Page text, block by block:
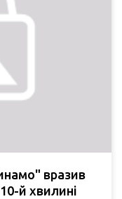
вразив
й хвилині